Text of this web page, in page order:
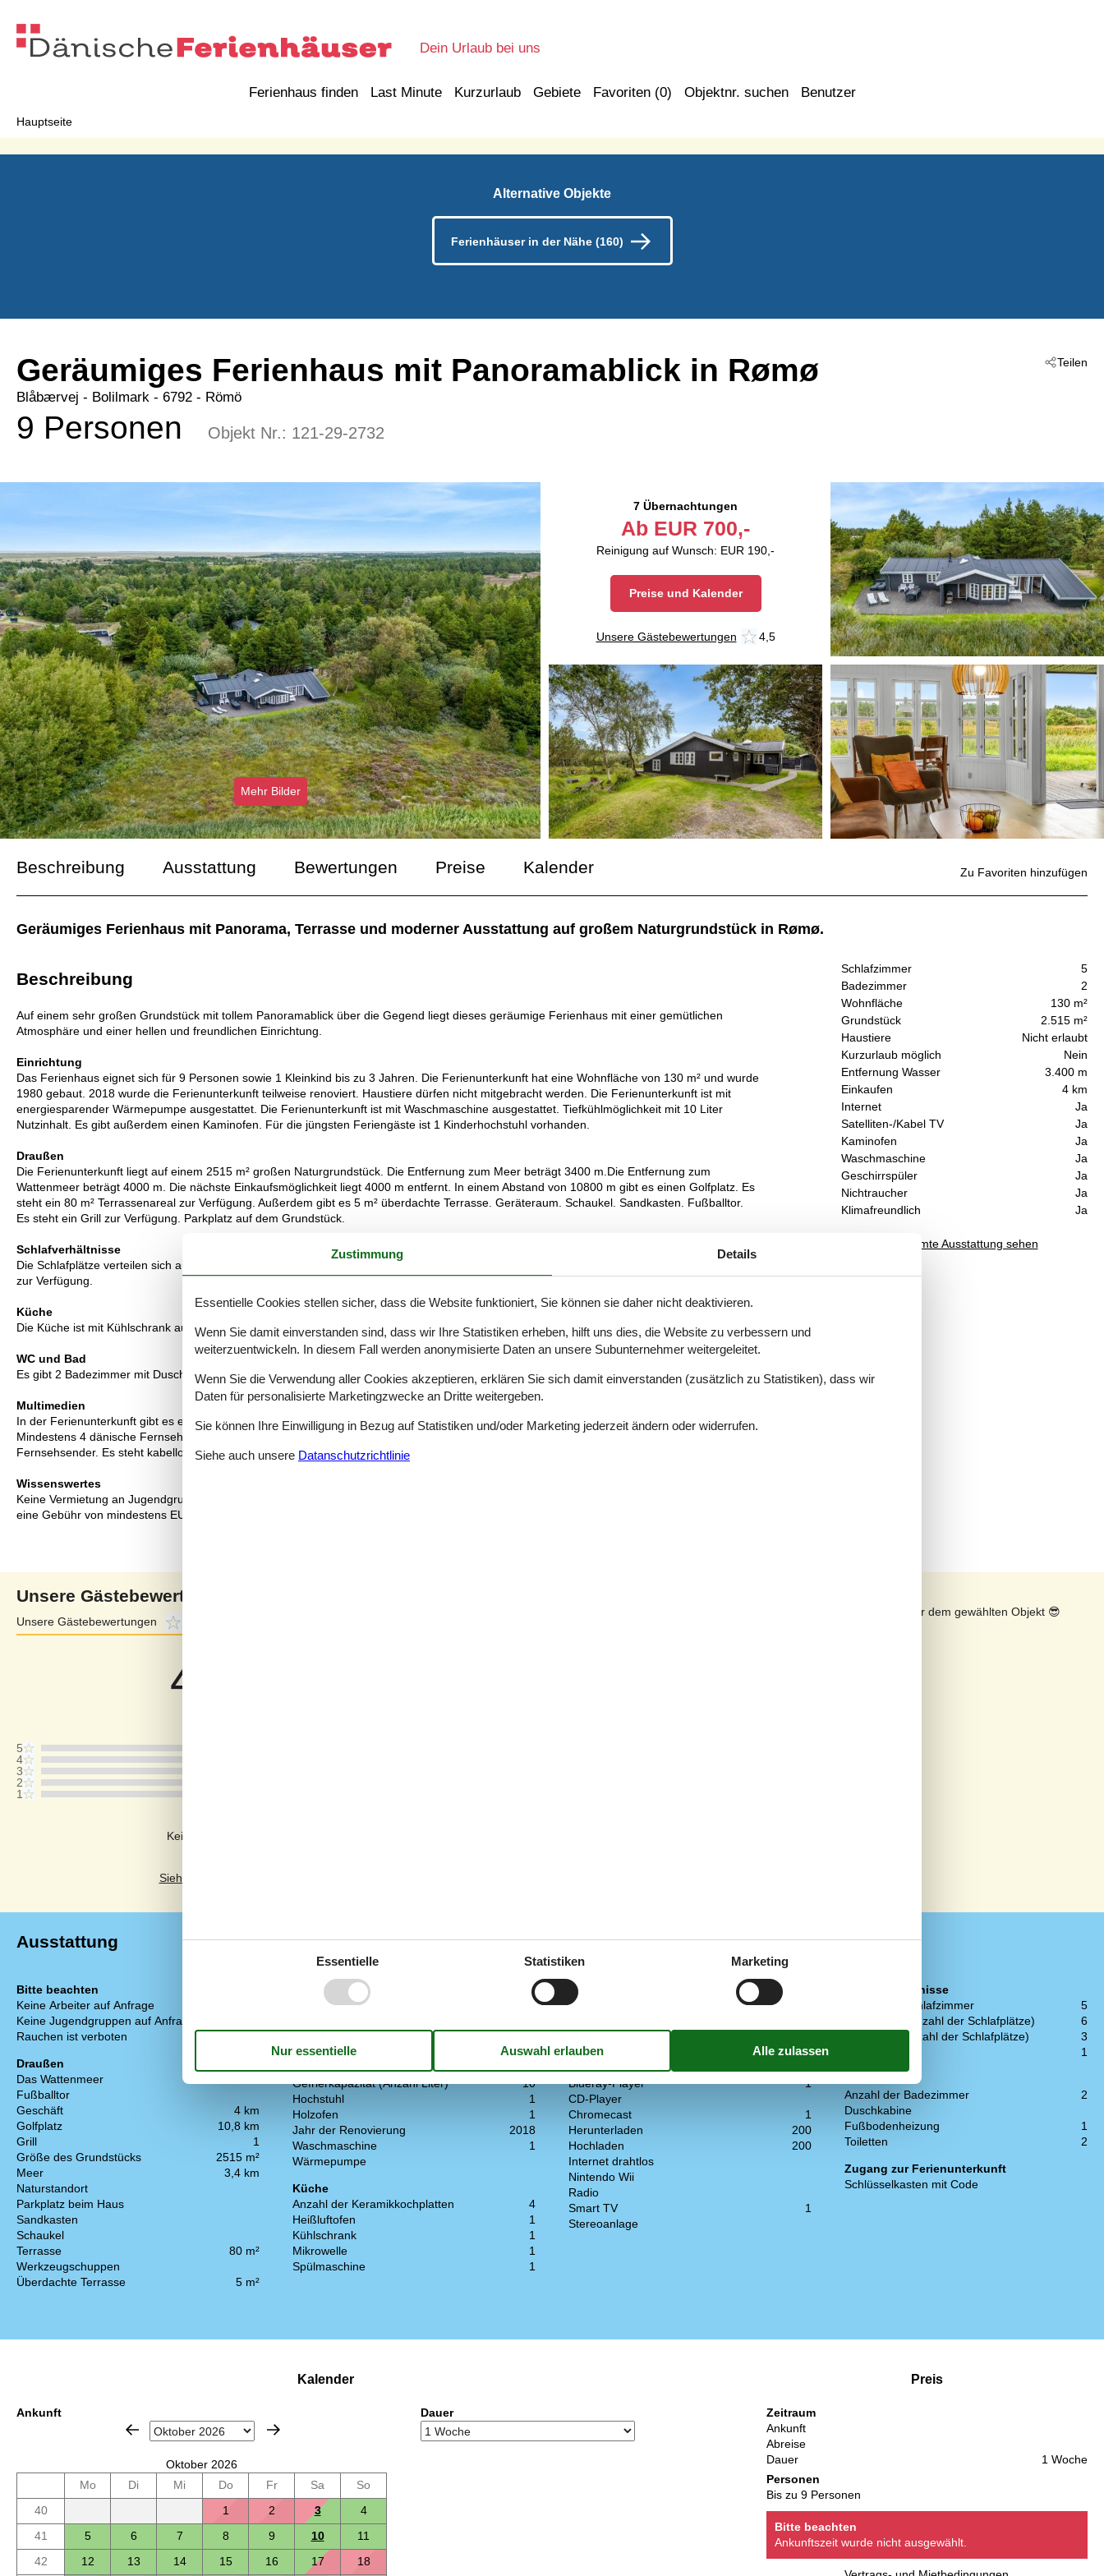
Dein Urlaub bei uns
Ferienhaus finden Last Minute Kurzurlaub Gebiete Favoriten (0) Objektnr. suchen Benutzer
Hauptseite
Alternative Objekte
Ferienhäuser in der Nähe (160)
Teilen
Geräumiges Ferienhaus mit Panoramablick in Rømø
Blåbærvej - Bolilmark - 6792 - Römö
9 Personen Objekt Nr.: 121-29-2732
Mehr Bilder
7 Übernachtungen
Ab EUR 700,-
Reinigung auf Wunsch: EUR 190,-
Preise und Kalender
Unsere Gästebewertungen 4,5
Beschreibung Ausstattung Bewertungen Preise Kalender
Geräumiges Ferienhaus mit Panorama, Terrasse und moderner Ausstattung auf großem Naturgrundstück in Rømø.
Schlafzimmer
5
Badezimmer
2
Wohnfläche
130 m²
Grundstück
2.515 m²
Haustiere
Nicht erlaubt
Kurzurlaub möglich
Nein
Entfernung Wasser
3.400 m
Einkaufen
4 km
Internet
Ja
Satelliten-/Kabel TV
Ja
Kaminofen
Ja
Waschmaschine
Ja
Geschirrspüler
Ja
Nichtraucher
Ja
Klimafreundlich
Ja
Gesamte Ausstattung sehen
Zu Favoriten hinzufügen
Beschreibung
Auf einem sehr großen Grundstück mit tollem Panoramablick über die Gegend liegt dieses geräumige Ferienhaus mit einer gemütlichen
Atmosphäre und einer hellen und freundlichen Einrichtung.
Einrichtung
Das Ferienhaus eignet sich für 9 Personen sowie 1 Kleinkind bis zu 3 Jahren. Die Ferienunterkunft hat eine Wohnfläche von 130 m² und wurde
1980 gebaut. 2018 wurde die Ferienunterkunft teilweise renoviert. Haustiere dürfen nicht mitgebracht werden. Die Ferienunterkunft ist mit
energiesparender Wärmepumpe ausgestattet. Die Ferienunterkunft ist mit Waschmaschine ausgestattet. Tiefkühlmöglichkeit mit 10 Liter
Nutzinhalt. Es gibt außerdem einen Kaminofen. Für die jüngsten Feriengäste ist 1 Kinderhochstuhl vorhanden.
Draußen
Die Ferienunterkunft liegt auf einem 2515 m² großen Naturgrundstück. Die Entfernung zum Meer beträgt 3400 m.Die Entfernung zum
Wattenmeer beträgt 4000 m. Die nächste Einkaufsmöglichkeit liegt 4000 m entfernt. In einem Abstand von 10800 m gibt es einen Golfplatz. Es
steht ein 80 m² Terrassenareal zur Verfügung. Außerdem gibt es 5 m² überdachte Terrasse. Geräteraum. Schaukel. Sandkasten. Fußballtor.
Es steht ein Grill zur Verfügung. Parkplatz auf dem Grundstück.
Schlafverhältnisse
Die Schlafplätze verteilen sich auf 5 Schlafräume. 6 Schlafplätze in Doppelbetten. 3 Schlafplätze in Einzelbetten. Ferner steht ein Kinderbett
zur Verfügung.
Küche
Die Küche ist mit Kühlschrank ausgestattet. Außerdem gibt es 4 Keramik-Kochfelder, Umluftofen, Mikrowelle sowie Geschirrspüler.
WC und Bad
Es gibt 2 Badezimmer mit Duschnische und 2 Toiletten. Fußbodenheizung in 1 Badezimmer.
Multimedien
In der Ferienunterkunft gibt es einen Fernseher. 1 Smart-TV.1 Chromecast. Blu-ray-Player. Radio. Stereoanlage. CD-Player.Nintendo Wii.
Mindestens 4 dänische Fernsehsender. 1-3 schwedische Fernsehsender. 1-3 norwegische Fernsehsender. Mindestens 4 deutsche
Fernsehsender. Es steht kabellose Internetverbindung zur Verfügung.
Wissenswertes
Keine Vermietung an Jugendgruppen, in denen alle 15-25 Jahre sind. Rauchen ist nicht zugelassen. Bei Nichtbeachtung dieses Verbots wird
eine Gebühr von mindestens EUR 420,- erhoben.
Unsere Gästebewertungen
Unsere Gästebewertungen
4,5
5
4
3
2
1
Keine Bewertungen haben Kommentare.
Siehe stattdessen 21 externe Bewertungen.
Sonnenstand über dem gewählten Objekt 😎
Ausstattung
Bitte beachten
Keine Arbeiter auf Anfrage
Keine Jugendgruppen auf Anfrage
Rauchen ist verboten
Draußen
Das Wattenmeer
Fußballtor
Geschäft
4 km
Golfplatz
10,8 km
Grill
1
Größe des Grundstücks
2515 m²
Meer
3,4 km
Naturstandort
Parkplatz beim Haus
Sandkasten
Schaukel
Terrasse
80 m²
Werkzeugschuppen
Überdachte Terrasse
5 m²
Einrichtung
Anzahl Erwachsene inkl. 4-11 Jahre
9
Bebaute Fläche
130 m²
Ferienhaus
Gefrierkapazität (Anzahl Liter)
10
Hochstuhl
1
Holzofen
1
Jahr der Renovierung
2018
Waschmaschine
1
Wärmepumpe
Küche
Anzahl der Keramikkochplatten
4
Heißluftofen
1
Kühlschrank
1
Mikrowelle
1
Spülmaschine
1
Multimedien
> 3 deutsche Sender
1-3 norwegische Kanäle
1-3 schwedische Kanäle
Anzahl der Fernseher
Blueray-Player
1
CD-Player
Chromecast
1
Herunterladen
200
Hochladen
200
Internet drahtlos
Nintendo Wii
Radio
Smart TV
1
Stereoanlage
Schlafverhältnisse
Anzahl der Schlafzimmer
5
Doppelbett (Anzahl der Schlafplätze)
6
Einzelbett (Anzahl der Schlafplätze)
3
1
Anzahl der Badezimmer
2
Duschkabine
Fußbodenheizung
1
Toiletten
2
Zugang zur Ferienunterkunft
Schlüsselkasten mit Code
Kalender
Ankunft
Oktober 2026
Mo
Di Mi Do Fr Sa
So
40
1 2 3
4
41
5 6 7 8 9 10
11
42
12 13 14 15 16 17
18
Dauer
Preis
Zeitraum
Ankunft
Abreise
Dauer
1 Woche
Personen
Bis zu 9 Personen
Bitte beachten
Ankunftszeit wurde nicht ausgewählt.
Zustimmung Details
Essentielle Cookies stellen sicher, dass die Website funktioniert, Sie können sie daher nicht deaktivieren.
Wenn Sie damit einverstanden sind, dass wir Ihre Statistiken erheben, hilft uns dies, die Website zu verbessern und
weiterzuentwickeln. In diesem Fall werden anonymisierte Daten an unsere Subunternehmer weitergeleitet.
Wenn Sie die Verwendung aller Cookies akzeptieren, erklären Sie sich damit einverstanden (zusätzlich zu Statistiken), dass wir
Daten für personalisierte Marketingzwecke an Dritte weitergeben.
Sie können Ihre Einwilligung in Bezug auf Statistiken und/oder Marketing jederzeit ändern oder widerrufen.
Siehe auch unsere Datanschutzrichtlinie
Essentielle Statistiken Marketing